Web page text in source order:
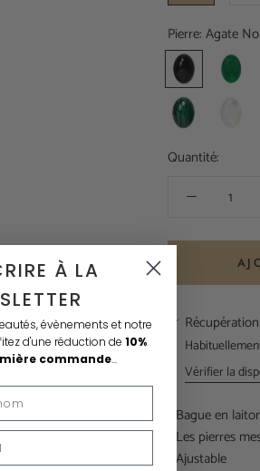
Pierre: Agate
Agate
Noire
Agate
Verte
Malachite
Quantité:
Vérifier la
- Bague en
- Les pierres
- Ajustable
À LA
évènements et notre
d'une réduction de 10%
commande...